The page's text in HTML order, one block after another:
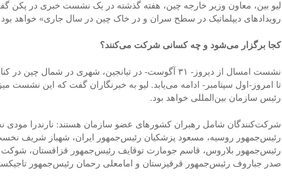
لیو بین، معاون وزیر خارجه چین، هفته گذشته در یک نشست خبری در پکن
رویدادهای دیپلماتیک در سطح سران و در خاک چین در سال جاری» خواهد
کجا برگزار می‌شود و چه کسانی شرکت می‌کنند؟
نشست امسال از دیروز- ۳۱ آگوست- در تیانجین، شهری در
رئیس سازمان بین‌المللی خواهد بود.
شرکت‌کنندگان شامل رهبران کشورهای عضو سازمان هستند: نارندرا مودی
رئیس‌جمهور روسیه، مسعود پزشکیان رئیس‌جمهور ایران، شهباز شریف
رئیس‌جمهور بلاروس، قاسم جومارت توقایف رئیس‌جمهور قزاقستان، شوکت
صدر جباروف رئیس‌جمهور قرقیزستان و امامعلی رحمان رئیس‌جمهور